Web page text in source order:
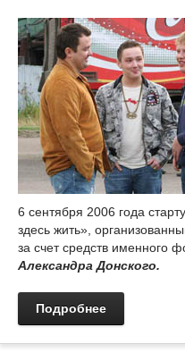
6 сентября 2006 года
здесь жить»,
за счет средств именного
Александра Донского.
Подробнее